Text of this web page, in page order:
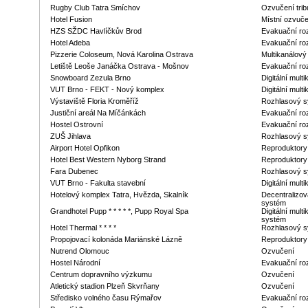
Rugby Club Tatra Smíchov
Ozvučení
Hotel Fusion
Místní
HZS SŽDC Havlíčkův Brod
Evakuační
Hotel Adeba
Evakuační
Pizzerie Coloseum, Nová Karolina Ostrava
Letiště Leoše Janáčka Ostrava - Mošnov
Evakuační
Snowboard Zezula Brno
Digitální
VUT Brno - FEKT - Nový komplex
Digitální
Výstaviště Floria Kroměříž
Rozhlasový
Justiční areál Na Míčánkách
Evakuační
Hostel Ostrovní
Evakuační
ZUŠ Jihlava
Rozhlasový
Airport Hotel Opfikon
Reproduktory
Hotel Best Western Nyborg Strand
Reproduktory
Fara Dubenec
Rozhlasový
VUT Brno - Fakulta stavební
Digitální
Hotelový komplex Tatra, Hvězda, Skalník
systém
Grandhotel Pupp * * * * *, Pupp Royal Spa
Digitální
systém
Hotel Thermal * * * *
Rozhlasový
Propojovací kolonáda Mariánské Lázně
Reproduktory
Nutrend Olomouc
Ozvučení
Hostel Národní
Evakuační
Centrum dopravního výzkumu
Ozvučení
Atletický stadion Plzeň Skvrňany
Ozvučení
Středisko volného času Rýmařov
Evakuační